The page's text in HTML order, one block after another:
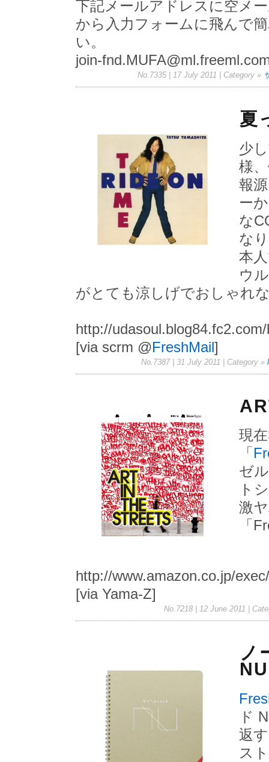
下記メールアドレスに空メ
から入力フォームに飛んで
い。
join-
No.7335 | 17 July 2011 | Category »
夏
少
様
報
ー
な
な
本
ウ
がとても涼しげでおしゃれ
http://
[via scrm @FreshMail]
No.7387 | 31 July 2011 | Category »
現
「
ゼ
ト
激
「
http://www.amazon.co.jp/
[via Yama-Z]
No.7218 | 12 June 2011 |
ノ
ド
返
ス